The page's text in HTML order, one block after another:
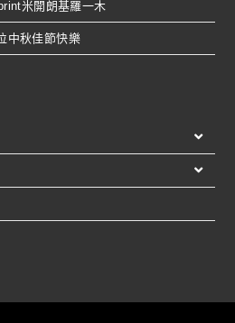
米開朗基羅一木
中秋佳節快樂